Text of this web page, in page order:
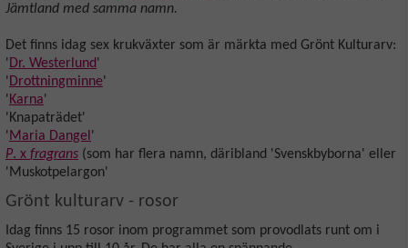
Jämtland med samma namn.
Det finns idag sex krukväxter som är märkta med Grönt Kulturarv:
'Dr. Westerlund'
'Drottningminne'
'Karna'
'Knapaträdet'
'Maria Dangel '
P. x fragrans (som har flera namn, däribland 'Svenskbyborna' eller
'Muskotpelargon'
Grönt kulturarv - rosor
Idag finns 15 rosor inom programmet som provodlats runt om i